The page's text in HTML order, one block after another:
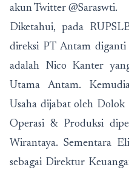
akun Twitter @Saraswti.
Diketahui, pada
direksi PT Antam
adalah Nico Kanter
Utama Antam.
Usaha dijabat oleh
Operasi & Produksi
Wirantaya. Sementara
sebagai Direktur